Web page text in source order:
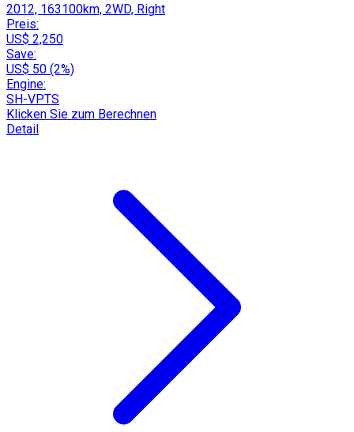
2012, 163100km, 2WD, Right
Preis:
US$ 2,250
Save:
US$ 50 (2%)
Engine:
SH-VPTS
Klicken Sie zum Berechnen
Detail